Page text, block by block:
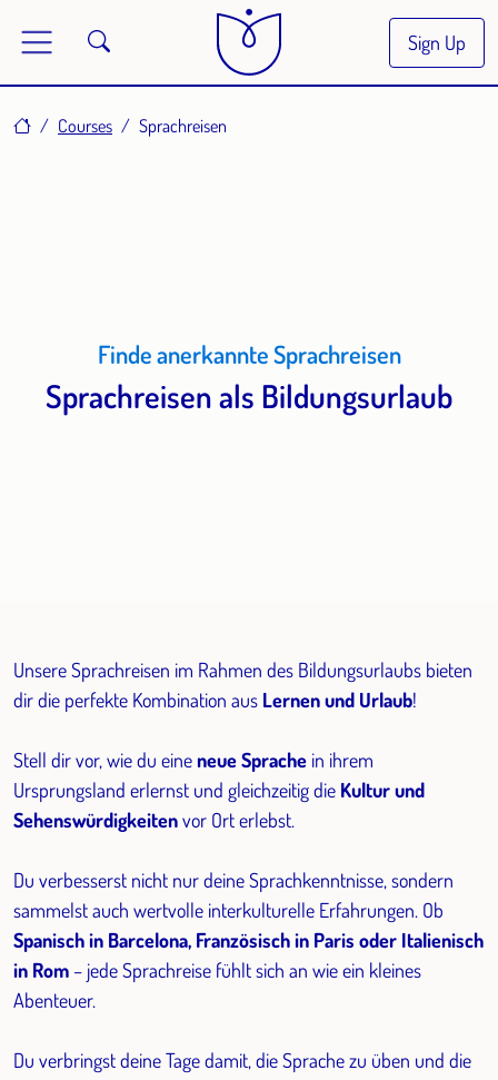
Sign Up
HomeCourses Sprachreisen
Finde anerkannte Sprachreisen
Sprachreisen als Bildungsurlaub
Unsere Sprachreisen im Rahmen des Bildungsurlaubs bieten
dir die perfekte Kombination aus Lernen und Urlaub!
Stell dir vor, wie du eineneue Sprache in ihrem
Ursprungsland erlernst und gleichzeitig die Kultur und
Sehenswürdigkeitenvor Ort erlebst.
Du verbesserst nicht nur deine Sprachkenntnisse, sondern
sammelst auch wertvolle interkulturelle Erfahrungen. Ob
Spanisch in Barcelona, Französisch in Paris oder Italienisch
in Rom – jede Sprachreise fühlt sich an wie ein kleines
Abenteuer.
Du verbringst deine Tage damit, die Sprache zu üben und die